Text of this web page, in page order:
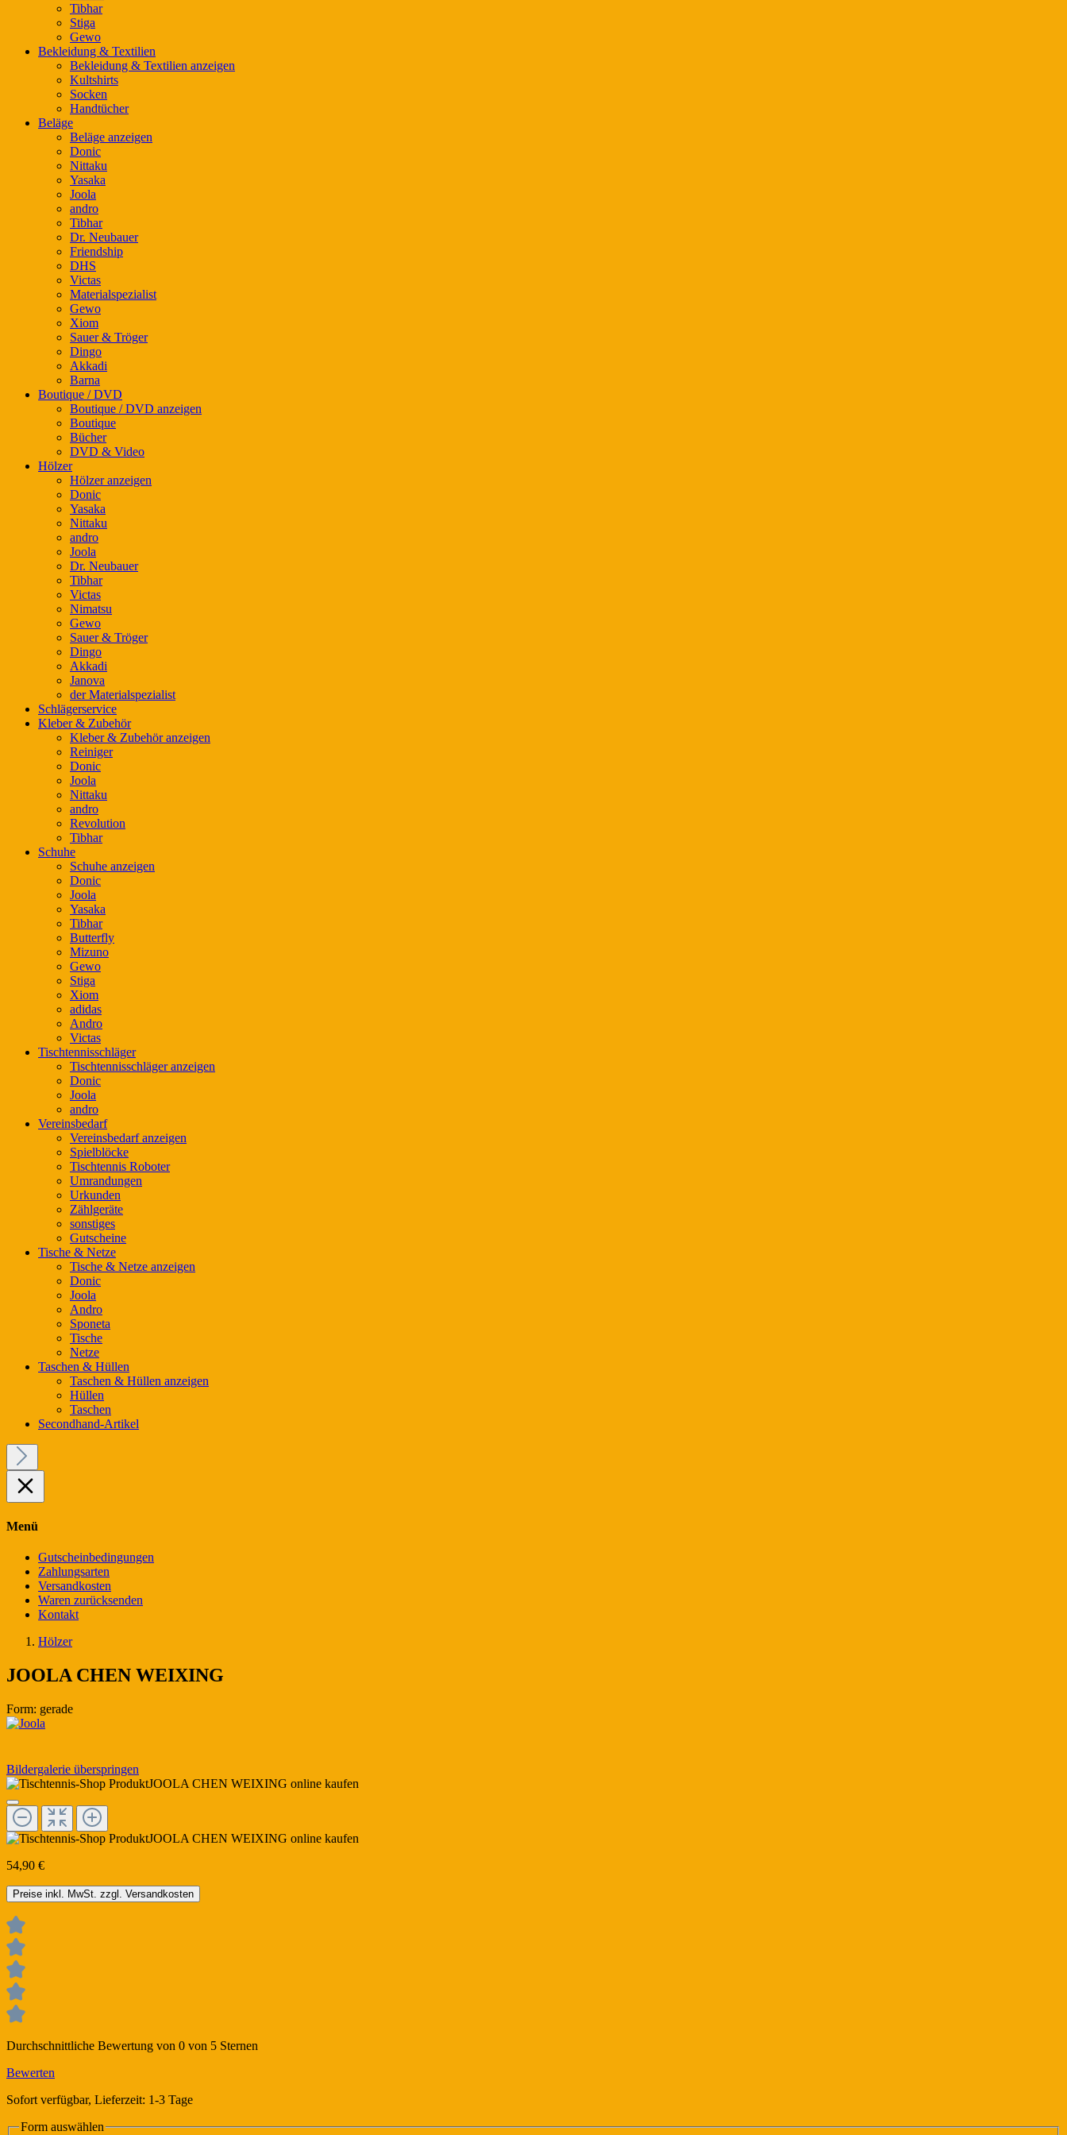
Tibhar
Stiga
Gewo
Bekleidung & Textilien
Bekleidung & Textilien anzeigen
Kultshirts
Socken
Handtücher
Beläge
Beläge anzeigen
Donic
Nittaku
Yasaka
Joola
andro
Tibhar
Dr. Neubauer
Friendship
DHS
Victas
Materialspezialist
Gewo
Xiom
Sauer & Tröger
Dingo
Akkadi
Barna
Boutique / DVD
Boutique / DVD anzeigen
Boutique
Bücher
DVD & Video
Hölzer
Hölzer anzeigen
Donic
Yasaka
Nittaku
andro
Joola
Dr. Neubauer
Tibhar
Victas
Nimatsu
Gewo
Sauer & Tröger
Dingo
Akkadi
Janova
der Materialspezialist
Schlägerservice
Kleber & Zubehör
Kleber & Zubehör anzeigen
Reiniger
Donic
Joola
Nittaku
andro
Revolution
Tibhar
Schuhe
Schuhe anzeigen
Donic
Joola
Yasaka
Tibhar
Butterfly
Mizuno
Gewo
Stiga
Xiom
adidas
Andro
Victas
Tischtennisschläger
Tischtennisschläger anzeigen
Donic
Joola
andro
Vereinsbedarf
Vereinsbedarf anzeigen
Spielblöcke
Tischtennis Roboter
Umrandungen
Urkunden
Zählgeräte
sonstiges
Gutscheine
Tische & Netze
Tische & Netze anzeigen
Donic
Joola
Andro
Sponeta
Tische
Netze
Taschen & Hüllen
Taschen & Hüllen anzeigen
Hüllen
Taschen
Secondhand-Artikel
Menü
Gutscheinbedingungen
Zahlungsarten
Versandkosten
Waren zurücksenden
Kontakt
Hölzer
JOOLA CHEN WEIXING
Form: gerade
Bildergalerie überspringen
54,90 €
Preise inkl. MwSt. zzgl. Versandkosten
Durchschnittliche Bewertung von 0 von 5 Sternen
Bewerten
Sofort verfügbar, Lieferzeit: 1-3 Tage
Form auswählen